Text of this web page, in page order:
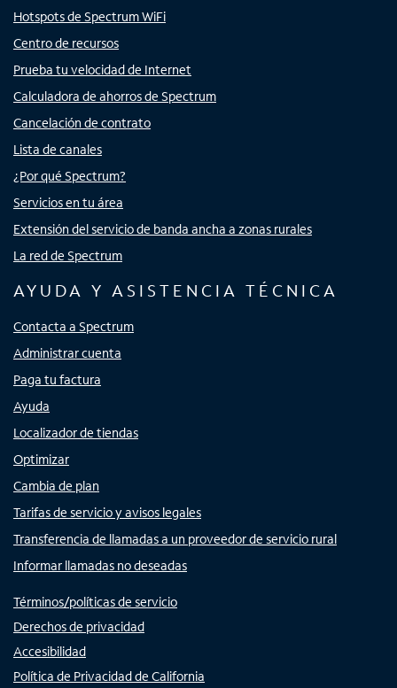
Hotspots de Spectrum WiFi
Centro de recursos
Prueba tu velocidad de Internet
Calculadora de ahorros de Spectrum
Cancelación de contrato
Lista de canales
¿Por qué Spectrum?
Servicios en tu área
Extensión del servicio de banda ancha a zonas rurales
La red de Spectrum
AYUDA Y ASISTENCIA TÉCNICA
Contacta a Spectrum
Administrar cuenta
Paga tu factura
Ayuda
Localizador de tiendas
Optimizar
Cambia de plan
Tarifas de servicio y avisos legales
Transferencia de llamadas a un proveedor de servicio rural
Informar llamadas no deseadas
Términos/políticas de servicio
Derechos de privacidad
Accesibilidad
Política de Privacidad de California